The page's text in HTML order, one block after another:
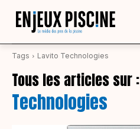
Tags Lavito Technologies
Tous les articles sur :
Technologies